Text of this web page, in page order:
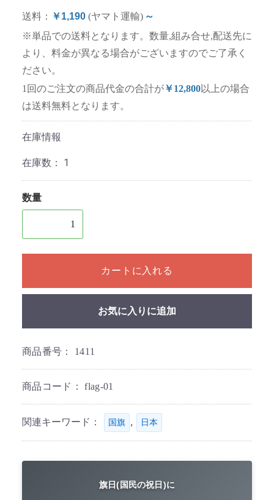
送料： ￥1,190 (ヤマト運輸) ～
※単品での送料となります。数量,組み合せ,配送先に
より、料金が異なる場合がございますのでご了承く
ださい。
1回のご注文の商品代金の合計が￥12,800以上の場合
は送料無料となります。
在庫情報
在庫数： 1
数量
1個以上の数量を入力してください
カートに入れる
お気に入りに追加
商品番号： 1411
商品コード：flag-01
関連キーワード： 国旗 , 日本
旗日(国民の祝日)に